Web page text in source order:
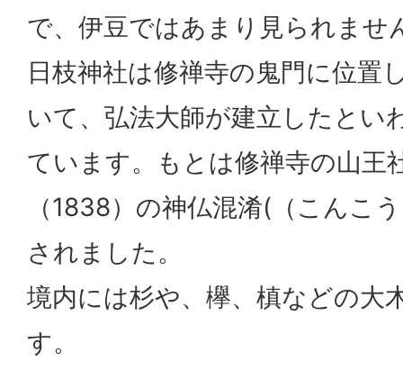
で、伊豆ではあまり見られませ
日枝神社は修禅寺の鬼門に位置
いて、弘法大師が建立したとい
ています。もとは修禅寺の山王
（1838）の神仏混淆(（こんこ
されました。
境内には杉や、欅、槙などの大
す。